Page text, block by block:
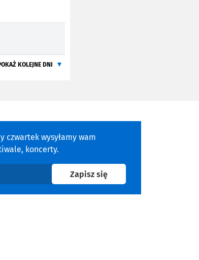
KOLEJNE DNI
czwartek wysyłamy wam
koncerty.
Zapisz sięna newsletter